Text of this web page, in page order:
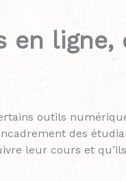
en
outils
des
leur cours et